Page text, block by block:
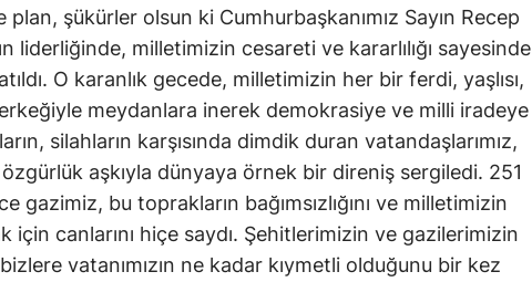
Kars
Kastamonu
Kayseri
Kırklareli
Kırşehir
Kocaeli
plan, şükürler olsun ki Cumhurbaşkanımız Sayın Recep
liderliğinde, milletimizin cesareti ve kararlılığı sayesinde
O karanlık gecede, milletimizin her bir ferdi, yaşlısı,
erkeğiyle meydanlara inerek demokrasiye ve milli iradeye
silahların karşısında dimdik duran vatandaşlarımız,
aşkıyla dünyaya örnek bir direniş sergiledi. 251
gazimiz, bu toprakların bağımsızlığını ve milletimizin
için canlarını hiçe saydı. Şehitlerimizin ve gazilerimizin
vatanımızın ne kadar kıymetli olduğunu bir kez